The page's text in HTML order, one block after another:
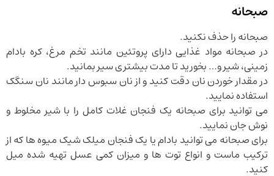
صبحانه
صبحانه را حذف نکنید.
در صبحانه مواد غذایی دارای پروتئین مانند تخم مرغ، کره بادام
زمینی، شیر و… بخورید تا مدت بیشتری سیر بمانید.
در مقدار خوردن نان دقت کنید و از نان سبوس دار مانند نان سنگک
استفاده نمایید.
می توانید برای صبحانه یک فنجان غلات کامل را با شیر مخلوط و
نوش جان نمایید.
برای صبحانه می توانید بادام یا یک فنجان میلک شیک میوه ها که از
ترکیب ماست و انواع توت ها و میزان کمی عسل تهیه شده میل
کنید.